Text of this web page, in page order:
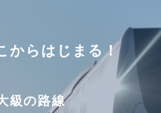
からはじまる！
級の路線